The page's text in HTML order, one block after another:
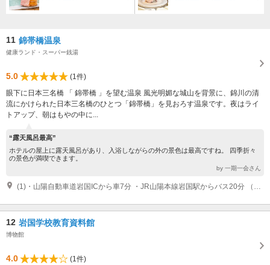
11 錦帯橋温泉
健康ランド・スーパー銭湯
5.0
(1件)
眼下に日本三名橋 「 錦帯橋 」を望む温泉 風光明媚な城山を背景に、錦川の清
流にかけられた日本三名橋のひとつ「錦帯橋」を見おろす温泉です。夜はライ
トアップ、朝はもやの中に...
“露天風呂最高”
ホテルの屋上に露天風呂があり、入浴しながらの外の景色は最高ですね。 四季折々
の景色が満喫できます。
by 一期一会さん
12 岩国学校教育資料館
博物館
4.0 (1件)